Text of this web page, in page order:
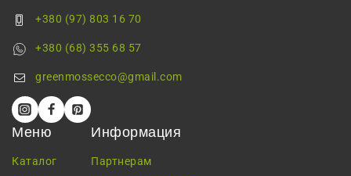
+380 (97) 803 16 70
+380 (68) 355 68 57
greenmossecco@gmail.com
Меню
Каталог
Информация
Партнерам